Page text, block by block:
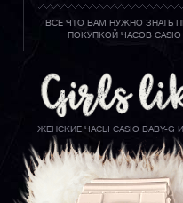
ВСЕ ЧТО ВАМ НУЖНО ЗНАТЬ
ПОКУПКОЙ ЧАСОВ CASIO
ЖЕНСКИЕ ЧАСЫ CASIO BABY-G И